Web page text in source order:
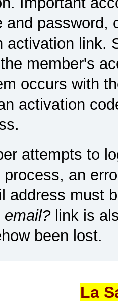
and password,
activation link.
member's
occurs with
activation
attempts to
an
address must
link is
been lost.
La